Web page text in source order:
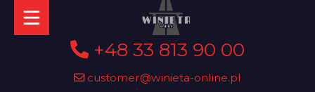
+48 33 813 90 00
customer@winieta-online.pl